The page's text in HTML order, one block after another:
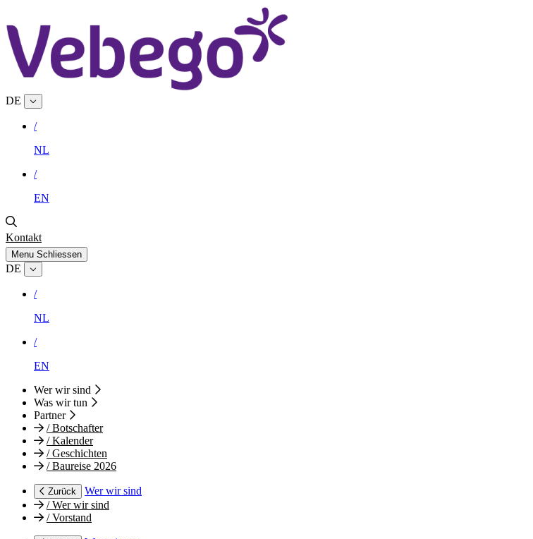
DE
/
NL
/
EN
Kontakt
Menu Schliessen
DE
/
NL
/
EN
Wer wir sind
Was wir tun
Partner
/Botschafter
/Kalender
/Geschichten
/Baureise 2026
Zurück
Wer wir sind
/Wer wir sind
/Vorstand